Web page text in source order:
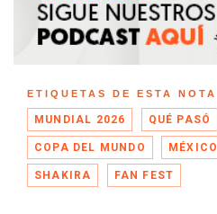
ETIQUETAS DE ESTA NOTA
MUNDIAL 2026 QUÉ PASÓ
COPA DEL MUNDO MÉXICO
SHAKIRA FAN FEST